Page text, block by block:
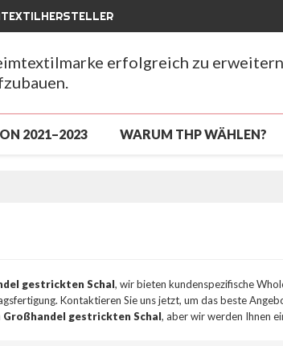
erfolgreich zu erweitern
2021–2023 WARUM THP WÄHLEN?
gestrickten Schal, wir bieten kundenspezifische
Kontaktieren Sie uns jetzt, um das beste
Großhandel gestrickten Schal, aber wir werden Ihnen